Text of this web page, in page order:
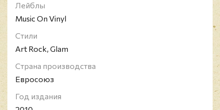
Лейблы
Music On Vinyl
Стили
Art Rock, Glam
Страна производства
Евросоюз
Год издания